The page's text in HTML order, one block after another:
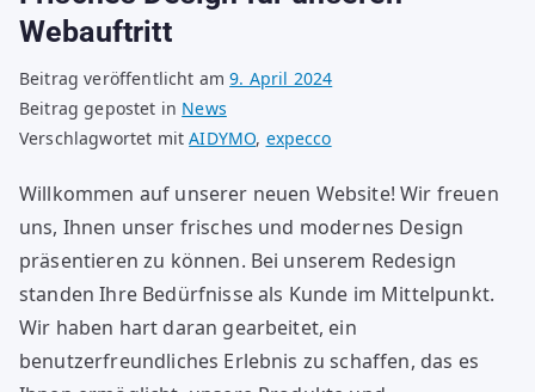
Webauftritt
Beitrag veröffentlicht am9. April 2024
Beitrag gepostet in News
Verschlagwortet mitAIDYMO, expecco
Willkommen auf unserer neuen Website! Wir freuen
uns, Ihnen unser frisches und modernes Design
präsentieren zu können. Bei unserem Redesign
standen Ihre Bedürfnisse als Kunde im Mittelpunkt.
Wir haben hart daran gearbeitet, ein
benutzerfreundliches Erlebnis zu schaffen, das es